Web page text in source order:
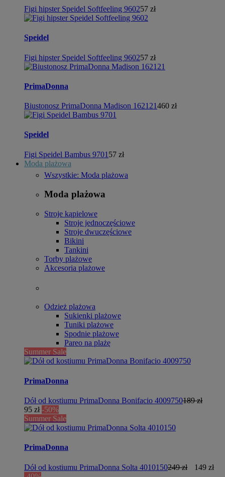
Figi hipster Speidel Softfeeling 960257 zł
Speidel
Figi hipster Speidel Softfeeling 960257 zł
PrimaDonna
Biustonosz PrimaDonna Madison 162121460 zł
Speidel
Figi Speidel Bambus 9701 57 zł
Moda plażowa
Wszystkie: Moda plażowa
Moda plażowa
Stroje kąpielowe
Stroje jednoczęściowe
Stroje dwuczęściowe
Bikini
Tankini
Torby plażowe
Akcesoria plażowe
Odzież plażowa
Sukienki plażowe
Tuniki plażowe
Spodnie plażowe
Pareo na plażę
Summer Sale
PrimaDonna
Dół od kostiumu PrimaDonna Bonifacio 4009750189 zł
95 zł -50%
Summer Sale
PrimaDonna
Dół od kostiumu PrimaDonna Solta 4010150249 zł
149 zł